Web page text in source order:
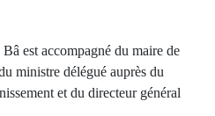
est accompagné du maire de
ministre délégué auprès du
et du directeur général